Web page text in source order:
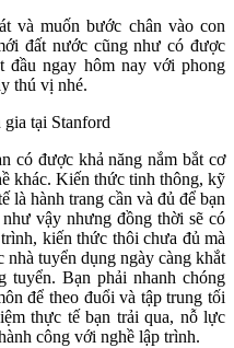
và muốn bước chân vào con
đất nước cũng như có được
đầu ngay hôm nay với phong
thú vị nhé.
có được khả năng nắm bắt cơ
khác. Kiến thức tinh thông, kỹ
là hành trang cần và đủ để bạn
vậy nhưng đồng thời sẽ có
kiến thức thôi chưa đủ mà
tuyển dụng ngày càng khắt
tuyển. Bạn phải nhanh chóng
để theo đuổi và tập trung tối
thực tế bạn trải qua, nỗ lực
công với nghề lập trình.